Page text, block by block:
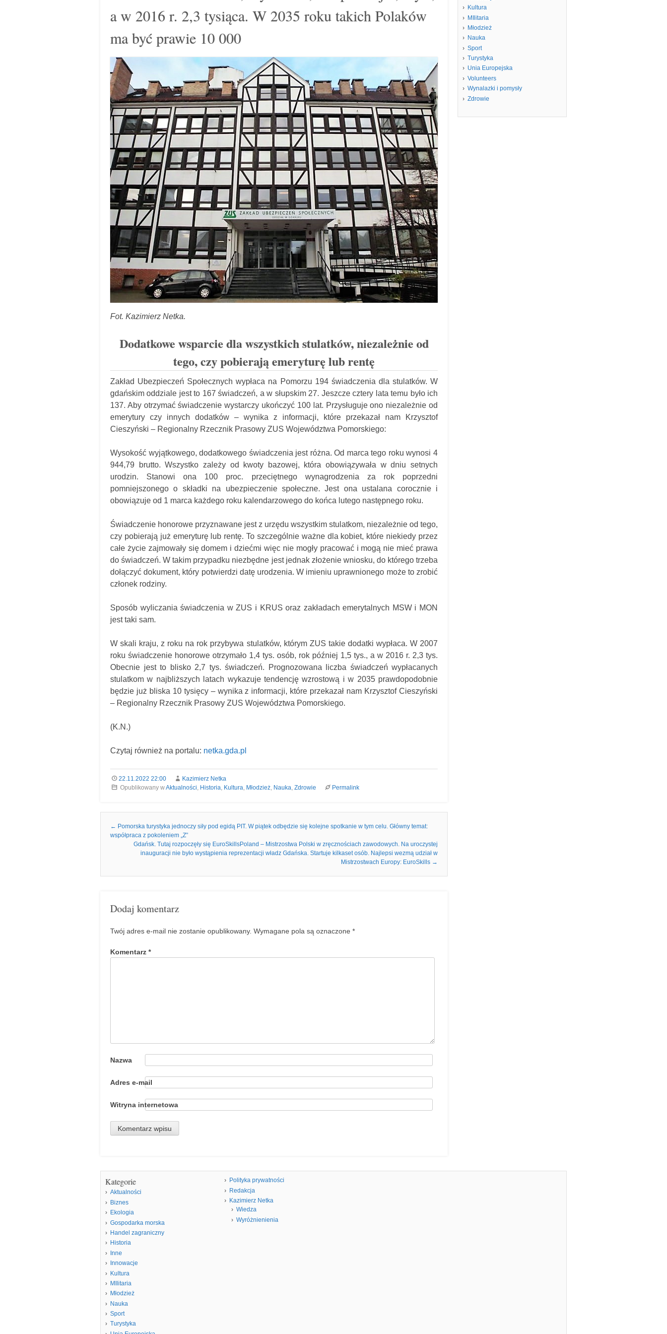
a w 2016 r. 2,3 tysiąca. W 2035 roku takich Polaków
ma być prawie 10 000
Fot. Kazimierz Netka.
Dodatkowe wsparcie dla wszystkich stulatków, niezależnie od
tego, czy pobierają emeryturę lub rentę
Zakład Ubezpieczeń Społecznych wypłaca na Pomorzu 194 świadczenia dla stulatków. W
gdańskim oddziale jest to 167 świadczeń, a w słupskim 27. Jeszcze cztery lata temu było ich
137. Aby otrzymać świadczenie wystarczy ukończyć 100 lat. Przysługuje ono niezależnie od
emerytury czy innych dodatków – wynika z informacji, które przekazał nam Krzysztof
Cieszyński – Regionalny Rzecznik Prasowy ZUS Województwa Pomorskiego:
Wysokość wyjątkowego, dodatkowego świadczenia jest różna. Od marca tego roku wynosi 4
944,79 brutto. Wszystko zależy od kwoty bazowej, która obowiązywała w dniu setnych
urodzin. Stanowi ona 100 proc. przeciętnego wynagrodzenia za rok poprzedni
pomniejszonego o składki na ubezpieczenie społeczne. Jest ona ustalana corocznie i
obowiązuje od 1 marca każdego roku kalendarzowego do końca lutego następnego roku.
Świadczenie honorowe przyznawane jest z urzędu wszystkim stulatkom, niezależnie od tego,
czy pobierają już emeryturę lub rentę. To szczególnie ważne dla kobiet, które niekiedy przez
całe życie zajmowały się domem i dziećmi więc nie mogły pracować i mogą nie mieć prawa
do świadczeń. W takim przypadku niezbędne jest jednak złożenie wniosku, do którego trzeba
dołączyć dokument, który potwierdzi datę urodzenia. W imieniu uprawnionego może to zrobić
członek rodziny.
Sposób wyliczania świadczenia w ZUS i KRUS oraz zakładach emerytalnych MSW i MON
jest taki sam.
W skali kraju, z roku na rok przybywa stulatków, którym ZUS takie dodatki wypłaca. W 2007
roku świadczenie honorowe otrzymało 1,4 tys. osób, rok później 1,5 tys., a w 2016 r. 2,3 tys.
Obecnie jest to blisko 2,7 tys. świadczeń. Prognozowana liczba świadczeń wypłacanych
stulatkom w najbliższych latach wykazuje tendencję wzrostową i w 2035 prawdopodobnie
będzie już bliska 10 tysięcy – wynika z informacji, które przekazał nam Krzysztof Cieszyński
– Regionalny Rzecznik Prasowy ZUS Województwa Pomorskiego.
(K.N.)
Czytaj również na portalu: netka.gda.pl
22.11.2022 22:00
Kazimierz Netka
Opublikowany wAktualności, Historia, Kultura, Młodzież, Nauka, Zdrowie Permalink
Nawigacja we wpisach
← Pomorska turystyka jednoczy siły pod egidą PIT. W piątek odbędzie się kolejne spotkanie w tym celu. Główny temat:
współpraca z pokoleniem „Z”
Gdańsk. Tutaj rozpoczęły się EuroSkillsPoland – Mistrzostwa Polski w zręcznościach zawodowych. Na uroczystej
inauguracji nie było wystąpienia reprezentacji władz Gdańska. Startuje kilkaset osób. Najlepsi wezmą udział w
Mistrzostwach Europy: EuroSkills →
Dodaj komentarz
Twój adres e-mail nie zostanie opublikowany. Wymagane pola są oznaczone *
Komentarz *
Nazwa
Adres e-mail
Witryna internetowa
Kultura
MIlitaria
Młodzież
Nauka
Sport
Turystyka
Unia Europejska
Volunteers
Wynalazki i pomysły
Zdrowie
Kategorie
Aktualności
Biznes
Ekologia
Gospodarka morska
Handel zagraniczny
Historia
Inne
Innowacje
Kultura
MIlitaria
Młodzież
Nauka
Sport
Turystyka
Polityka prywatności
Redakcja
Kazimierz Netka
Wiedza
Wyróżnienienia